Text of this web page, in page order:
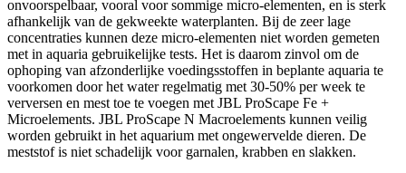
onvoorspelbaar, vooral voor sommige micro-elementen, en is sterk
afhankelijk van de gekweekte waterplanten. Bij de zeer lage
concentraties kunnen deze micro-elementen niet worden gemeten
met in aquaria gebruikelijke tests. Het is daarom zinvol om de
ophoping van afzonderlijke voedingsstoffen in beplante aquaria te
voorkomen door het water regelmatig met 30-50% per week te
verversen en mest toe te voegen met JBL ProScape Fe +
Microelements. JBL ProScape N Macroelements kunnen veilig
worden gebruikt in het aquarium met ongewervelde dieren. De
meststof is niet schadelijk voor garnalen, krabben en slakken.